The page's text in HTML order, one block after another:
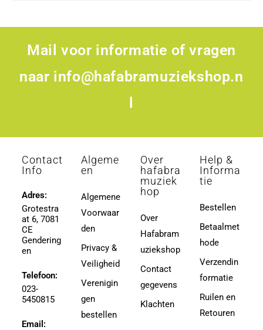
Mail voor informatie of vragen
naar info@hafabramuziekshop.n
Contact
Info
Adres:
Grotestra
at 6, 7081
CE
Gendering
en
Telefoon:
023-
5450815
Email:
Algeme
en
Algemene
Voorwaar
den
Privacy &
Veiligheid
Verenigin
gen
bestellen
Over
hafabra
muziek
hop
Over
Hafabram
uziekshop
Contact
gegevens
Klachten
Help &
Informa
tie
Bestellen
Betaalmet
hode
Verzendin
formatie
Ruilen en
Retouren